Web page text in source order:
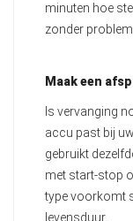
minuten hoe
zonder
Maak een
Is vervanging
accu past bij
gebruikt
met start-stop
type voorkomt
levensduur.